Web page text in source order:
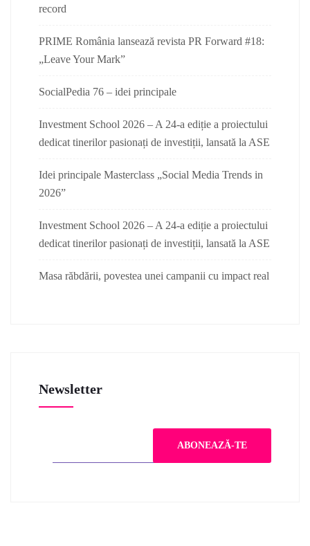
record
PRIME România lansează revista PR Forward #18:
„Leave Your Mark”
SocialPedia 76 – idei principale
Investment School 2026 – A 24-a ediție a proiectului
dedicat tinerilor pasionați de investiții, lansată la ASE
Idei principale Masterclass „Social Media Trends in
2026”
Investment School 2026 – A 24-a ediție a proiectului
dedicat tinerilor pasionați de investiții, lansată la ASE
Masa răbdării, povestea unei campanii cu impact real
Newsletter